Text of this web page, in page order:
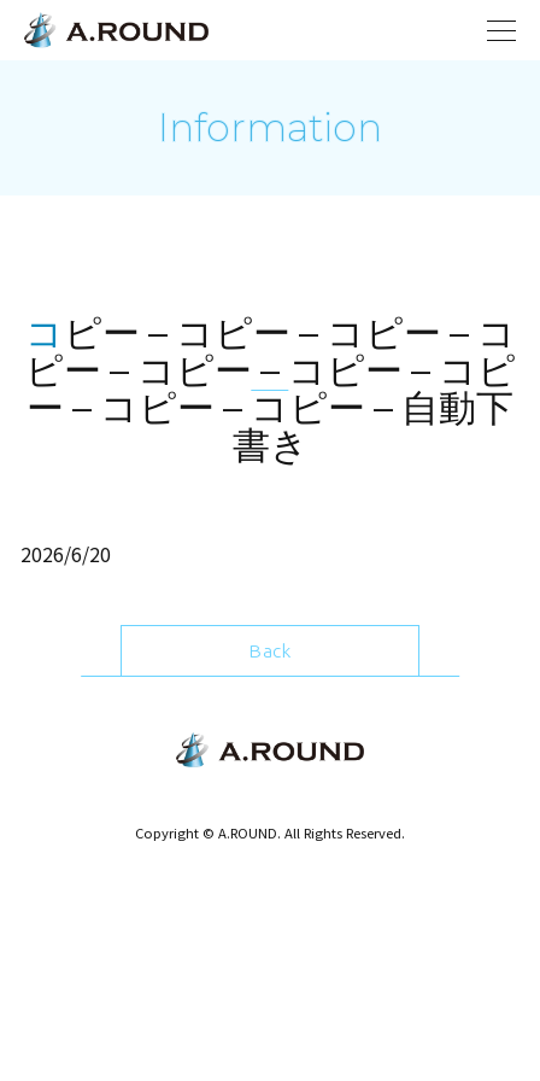
Information
コピー – コピー – コピー – コ
ピー – コピー – コピー – コピ
ー – コピー – コピー – 自動下
書き
2026/6/20
Back
Copyright © A.ROUND. All Rights Reserved.